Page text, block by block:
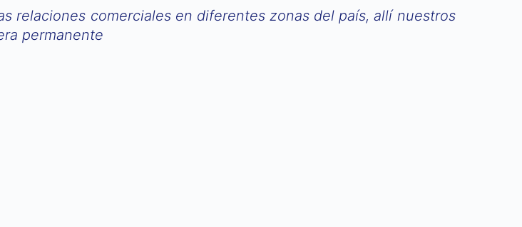
relaciones comerciales en diferentes zonas del país, allí nuestros
permanente